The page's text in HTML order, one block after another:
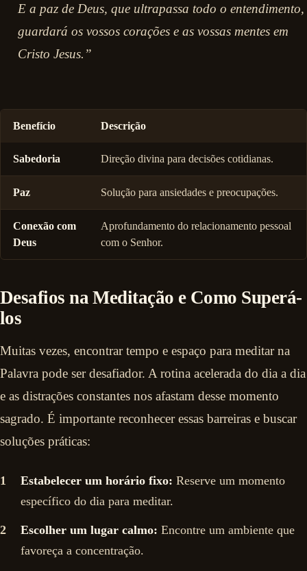
E a paz de Deus, que ultrapassa todo o entendimento,
guardará os vossos corações e as vossas mentes em
Cristo Jesus.”
Benefício Descrição
Sabedoria Direção divina para decisões cotidianas.
Paz Solução para ansiedades e preocupações.
Conexão com
Deus
Aprofundamento do relacionamento pessoal
com o Senhor.
Desafios na Meditação e Como Superá-
los
Muitas vezes, encontrar tempo e espaço para meditar na
Palavra pode ser desafiador. A rotina acelerada do dia a dia
e as distrações constantes nos afastam desse momento
sagrado. É importante reconhecer essas barreiras e buscar
soluções práticas:
Estabelecer um horário fixo: Reserve um momento
específico do dia para meditar.
Escolher um lugar calmo: Encontre um ambiente que
favoreça a concentração.